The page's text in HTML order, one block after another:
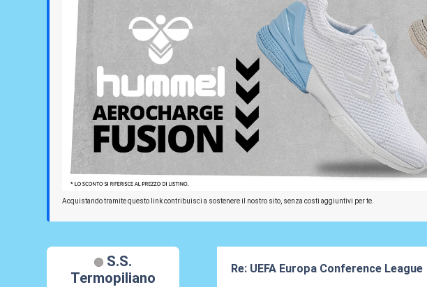
Acquistando tramite questo link contribuisci a sostenere il nostro sito, senza costi aggiuntivi per te.
S.S.
Termopiliano
Re: UEFA Europa Conference League